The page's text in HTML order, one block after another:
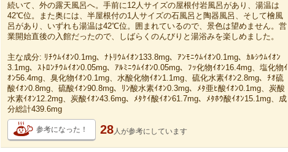
続いて、外の露天風呂へ。手前に12人サイズの屋根付岩風呂があり、湯温は
42℃位。また奥には、半屋根付の1人サイズの石風呂と陶器風呂、そして檜風
呂があり、いずれも湯温は42℃位。囲まれているので、景色は望めません。営
業開始直後の入館だったので、しばらくのんびりと湯浴みを楽しめました。
主な成分: ﾘﾁｳﾑｲｵﾝ0.1mg、ﾅﾄﾘｳﾑｲｵﾝ133.8mg、ｱﾝﾓﾆｳﾑｲｵﾝ0.1mg、ｶﾙｼｳﾑｲｵﾝ
3.1mg、ｽﾄﾛﾝﾁｳﾑｲｵﾝ0.05mg、ｱﾙﾐﾆｳﾑｲｵﾝ0.05mg、ﾌｯ化物ｲｵﾝ16.4mg、塩化物ｲ
ｵﾝ56.4mg、臭化物ｲｵﾝ0.1mg、水酸化物ｲｵﾝ1.1mg、硫化水素ｲｵﾝ2.8mg、ﾁｵ硫
酸ｲｵﾝ0.8mg、硫酸ｲｵﾝ90.8mg、ﾘﾝ酸水素ｲｵﾝ0.3mg、ﾒﾀ亜ﾋ酸ｲｵﾝ0.1mg、炭酸
水素ｲｵﾝ12.2mg、炭酸ｲｵﾝ43.6mg、ﾒﾀｹｲ酸ｲｵﾝ61.7mg、ﾒﾀﾎｳ酸ｲｵﾝ15.1mg、成
分総計439.6mg
参考になった！ 28人が参考にしています